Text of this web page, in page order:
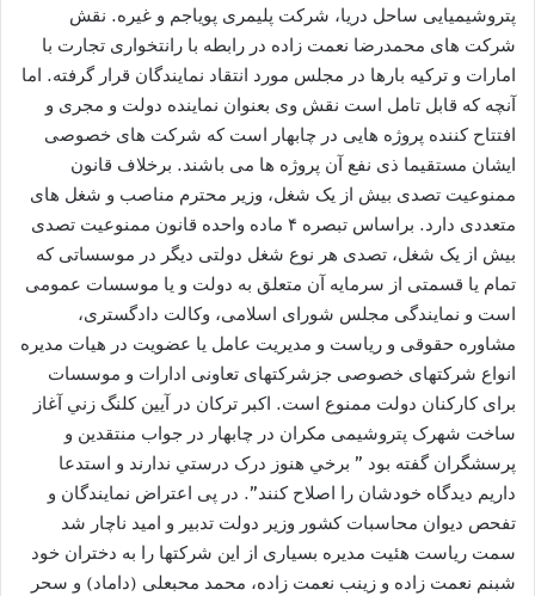
پتروشیمیایی ساحل دریا، شرکت پلیمری پویاجم و غیره. نقش
شرکت های محمدرضا نعمت زاده در رابطه با رانتخواری تجارت با
امارات و ترکیه بارها در مجلس مورد انتقاد نمایندگان قرار گرفته. اما
آنچه که قابل تامل است نقش وی بعنوان نماینده دولت و مجری و
افتتاح کننده پروژه هایی در چابهار است که شرکت های خصوصی
ایشان مستقیما ذی نفع آن پروژه ها می باشند. برخلاف قانون
ممنوعیت تصدی بیش از یک شغل، وزیر محترم مناصب و شغل های
متعددی دارد. براساس تبصره ۴ ماده واحده قانون ممنوعیت تصدی
بیش از یک شغل، تصدی هر نوع شغل دولتی دیگر در موسساتی که
تمام یا قسمتی از سرمایه آن متعلق به دولت و یا موسسات عمومی
است و نمایندگی مجلس شورای اسلامی، وکالت دادگستری،
مشاوره حقوقی و ریاست و مدیریت عامل یا عضویت در هیات مدیره
انواع شرکتهای خصوصی جزشرکتهای تعاونی ادارات و موسسات
برای کارکنان دولت ممنوع است. اکبر ترکان در آيين کلنگ زني آغاز
ساخت شهرک پتروشیمی مکران در چابهار در جواب منتقدین و
پرسشگران گفته بود ” برخي هنوز درک درستي ندارند و استدعا
داريم ديدگاه خودشان را اصلاح کنند”. در پی اعتراض نمایندگان و
تفحص دیوان محاسبات کشور وزیر دولت تدبیر و امید ناچار شد
سمت ریاست هئیت مدیره بسیاری از این شرکتها را به دختران خود
شبنم نعمت زاده و زینب نعمت زاده، محمد محبعلی (داماد) و سحر